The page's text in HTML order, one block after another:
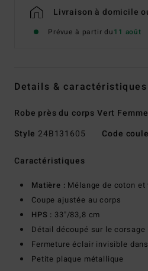
Livraison à domicile
Prévue à partir du11 août
Details & caractéristiques
Robe près du corps Vert Femme
Style 24B131605 Code
Caractéristiques
Matière : Mélange de coton et
Coupe ajustée au corps
HPS : 33"/83,8 cm
Détail découpé sur le
Fermeture éclair invisible
Petite plaque métallique